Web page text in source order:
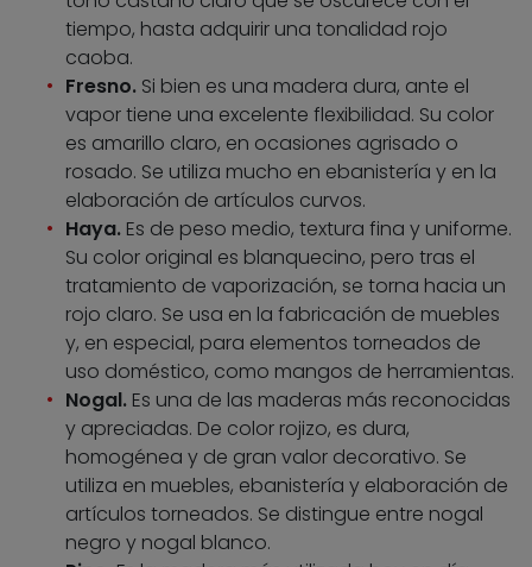
tiempo, hasta adquirir una tonalidad rojo
caoba.
Fresno. Si bien es una madera dura, ante el
vapor tiene una excelente flexibilidad. Su color
es amarillo claro, en ocasiones agrisado o
rosado. Se utiliza mucho en ebanistería y en la
elaboración de artículos curvos.
Haya. Es de peso medio, textura fina y uniforme.
Su color original es blanquecino, pero tras el
tratamiento de vaporización, se torna hacia un
rojo claro. Se usa en la fabricación de muebles
y, en especial, para elementos torneados de
uso doméstico, como mangos de herramientas.
Nogal. Es una de las maderas más reconocidas
y apreciadas. De color rojizo, es dura,
homogénea y de gran valor decorativo. Se
utiliza en muebles, ebanistería y elaboración de
artículos torneados. Se distingue entre nogal
negro y nogal blanco.